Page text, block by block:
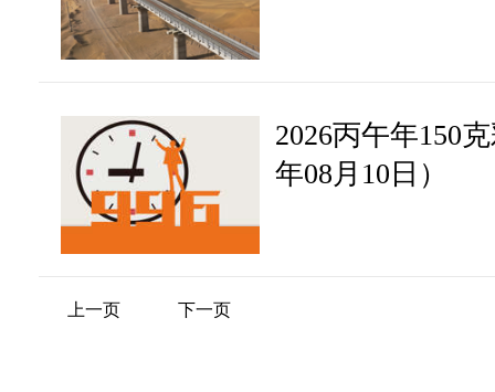
2026丙午年150
年08月10日）
上一页 下一页